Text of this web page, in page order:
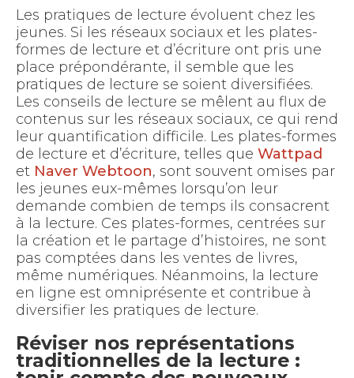
Les pratiques de lecture évoluent chez les
jeunes. Si les réseaux sociaux et les plates-
formes de lecture et d’écriture ont pris une
place prépondérante, il semble que les
pratiques de lecture se soient diversifiées.
Les conseils de lecture se mêlent au flux de
contenus sur les réseaux sociaux, ce qui rend
leur quantification difficile. Les plates-formes
de lecture et d’écriture, telles que Wattpad
et Naver Webtoon, sont souvent omises par
les jeunes eux-mêmes lorsqu’on leur
demande combien de temps ils consacrent
à la lecture. Ces plates-formes, centrées sur
la création et le partage d’histoires, ne sont
pas comptées dans les ventes de livres,
même numériques. Néanmoins, la lecture
en ligne est omniprésente et contribue à
diversifier les pratiques de lecture.
Réviser nos représentations
traditionnelles de la lecture :